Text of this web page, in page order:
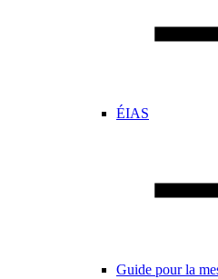
ÉIAS
Guide pour la